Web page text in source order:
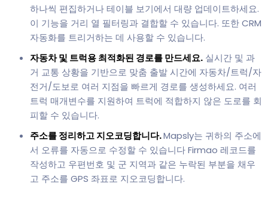
하나씩 편집하거나 테이블 보기에서 대량 업데이트하세요.
이 기능을 거리 열 필터링과 결합할 수 있습니다. 또한 CRM
자동화를 트리거하는 데 사용할 수 있습니다.
자동차 및 트럭용 최적화된 경로를 만드세요. 실시간 및 과
거 교통 상황을 기반으로 맞춤 출발 시간에 자동차/트럭/자
전거/도보로 여러 지점을 빠르게 경로를 생성하세요. 여러
트럭 매개변수를 지원하여 트럭에 적합하지 않은 도로를 회
피할 수 있습니다.
주소를 정리하고 지오코딩합니다.Mapsly는 귀하의 주소에
서 오류를 자동으로 수정할 수 있습니다 Firmao 레코드를
작성하고 우편번호 및 군 지역과 같은 누락된 부분을 채우
고 주소를 GPS 좌표로 지오코딩합니다.